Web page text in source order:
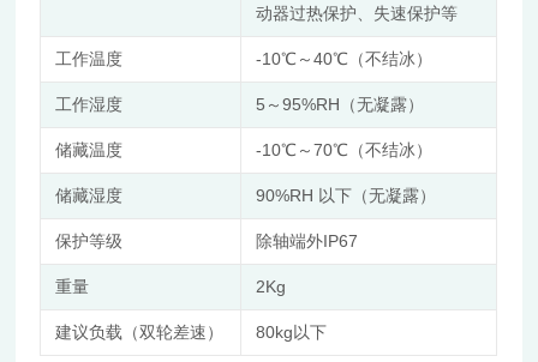
动器过热保护、失速保护等
工作温度 -10℃～40℃（不结冰）
工作湿度 5～95%RH（无凝露）
储藏温度 -10℃～70℃（不结冰）
储藏湿度 90%RH 以下（无凝露）
保护等级 除轴端外IP67
重量 2Kg
建议负载（双轮差速） 80kg以下